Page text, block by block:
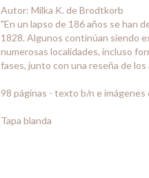
Autor: Milka K. de Brodtkorb
"En un lapso de 186 años se han
1828. Algunos continúan siendo
numerosas localidades, incluso
fases, junto con una reseña de
98 páginas - texto b/n e imágenes
Tapa blanda